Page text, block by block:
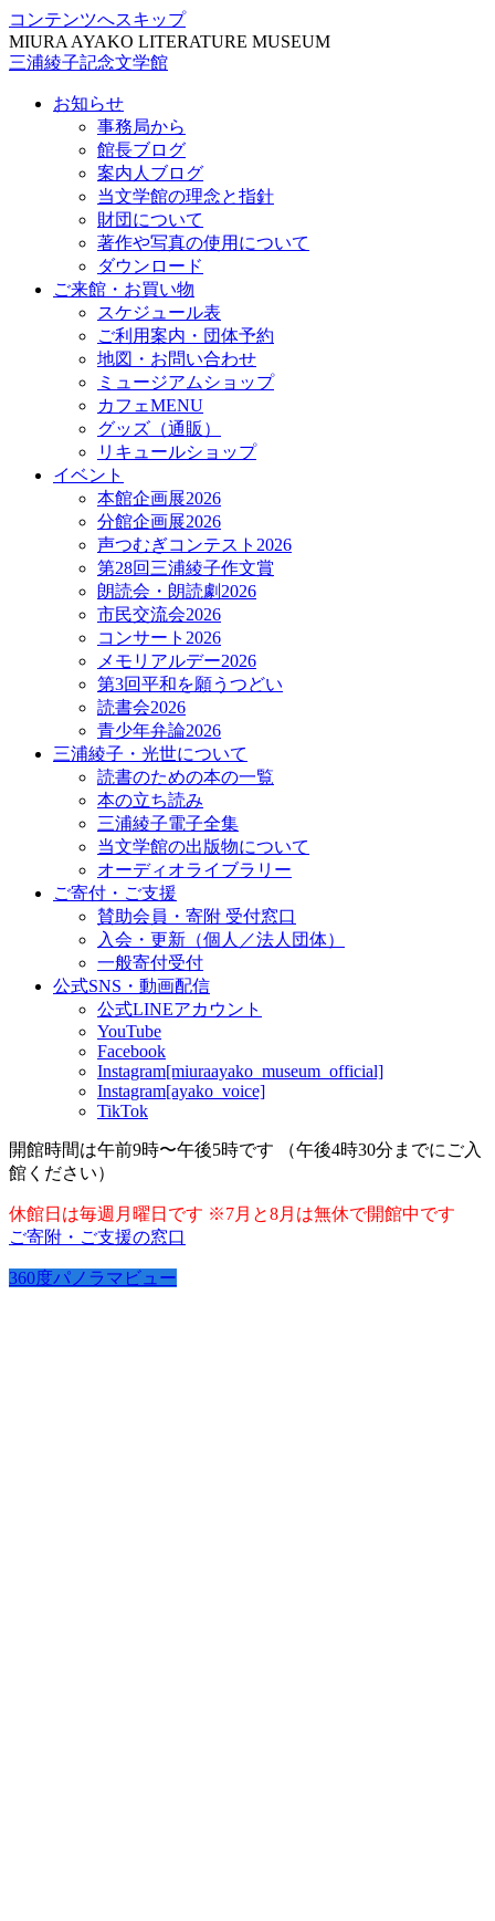
コンテンツへスキップ
MIURA AYAKO LITERATURE MUSEUM
三浦綾子記念文学館
お知らせ
事務局から
館長ブログ
案内人ブログ
当文学館の理念と指針
財団について
著作や写真の使用について
ダウンロード
ご来館・お買い物
スケジュール表
ご利用案内・団体予約
地図・お問い合わせ
ミュージアムショップ
カフェMENU
グッズ（通販）
リキュールショップ
イベント
本館企画展2026
分館企画展2026
声つむぎコンテスト2026
第28回三浦綾子作文賞
朗読会・朗読劇2026
市民交流会2026
コンサート2026
メモリアルデー2026
第3回平和を願うつどい
読書会2026
青少年弁論2026
三浦綾子・光世について
読書のための本の一覧
本の立ち読み
三浦綾子電子全集
当文学館の出版物について
オーディオライブラリー
ご寄付・ご支援
賛助会員・寄附 受付窓口
入会・更新（個人／法人団体）
一般寄付受付
公式SNS・動画配信
公式LINEアカウント
YouTube
Facebook
Instagram[miuraayako_museum_official]
Instagram[ayako_voice]
TikTok
開館時間は午前9時〜午後5時です （午後4時30分までにご入
館ください）
休館日は毎週月曜日です ※7月と8月は無休で開館中です
ご寄附・ご支援の窓口
360度パノラマビュー